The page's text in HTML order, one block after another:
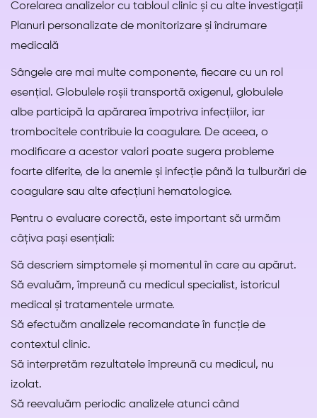
Corelarea analizelor cu tabloul clinic și cu alte investigații
Planuri personalizate de monitorizare și îndrumare
medicală
Sângele are mai multe componente, fiecare cu un rol
esențial. Globulele roșii transportă oxigenul, globulele
albe participă la apărarea împotriva infecțiilor, iar
trombocitele contribuie la coagulare. De aceea, o
modificare a acestor valori poate sugera probleme
foarte diferite, de la anemie și infecție până la tulburări de
coagulare sau alte afecțiuni hematologice.
Pentru o evaluare corectă, este important să urmăm
câțiva pași esențiali:
Să descriem simptomele și momentul în care au apărut.
Să evaluăm, împreună cu medicul specialist, istoricul
medical și tratamentele urmate.
Să efectuăm analizele recomandate în funcție de
contextul clinic.
Să interpretăm rezultatele împreună cu medicul, nu
izolat.
Să reevaluăm periodic analizele atunci când